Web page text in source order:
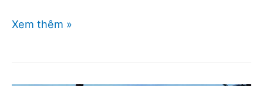
Marina
Xem thêm »